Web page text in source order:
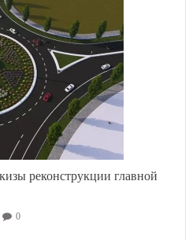
реконструкции главной
0